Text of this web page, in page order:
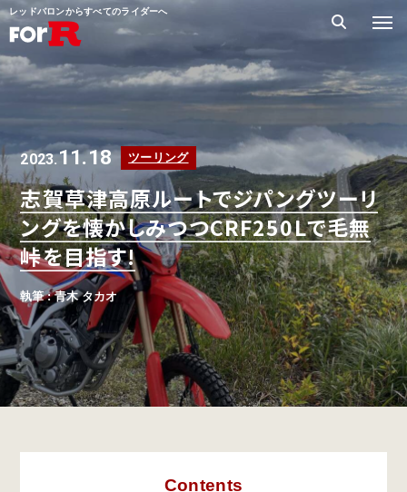
レッドバロンからすべてのライダーへ
2023.11.18 ツーリング
志賀草津高原ルートでジパングツーリ
ングを懐かしみつつCRF250Lで毛無
峠を目指す!
執筆 : 青木 タカオ
Contents